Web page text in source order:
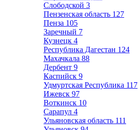
Слободской 3
Пензенская область 127
Пенза 105
Заречный 7
Кузнецк 4
Республика Дагестан 124
Махачкала 88
Дербент 9
Каспийск 9
Удмуртская Республика 117
Ижевск 97
Воткинск 10
Сарапул 4
Ульяновская область 111